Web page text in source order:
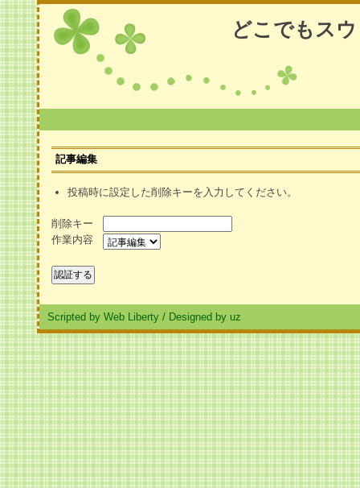
どこでもス
記事編集
投稿時に設定した削除キーを入力してください。
削除キー
作業内容
Scripted by Web Liberty / Designed by uz